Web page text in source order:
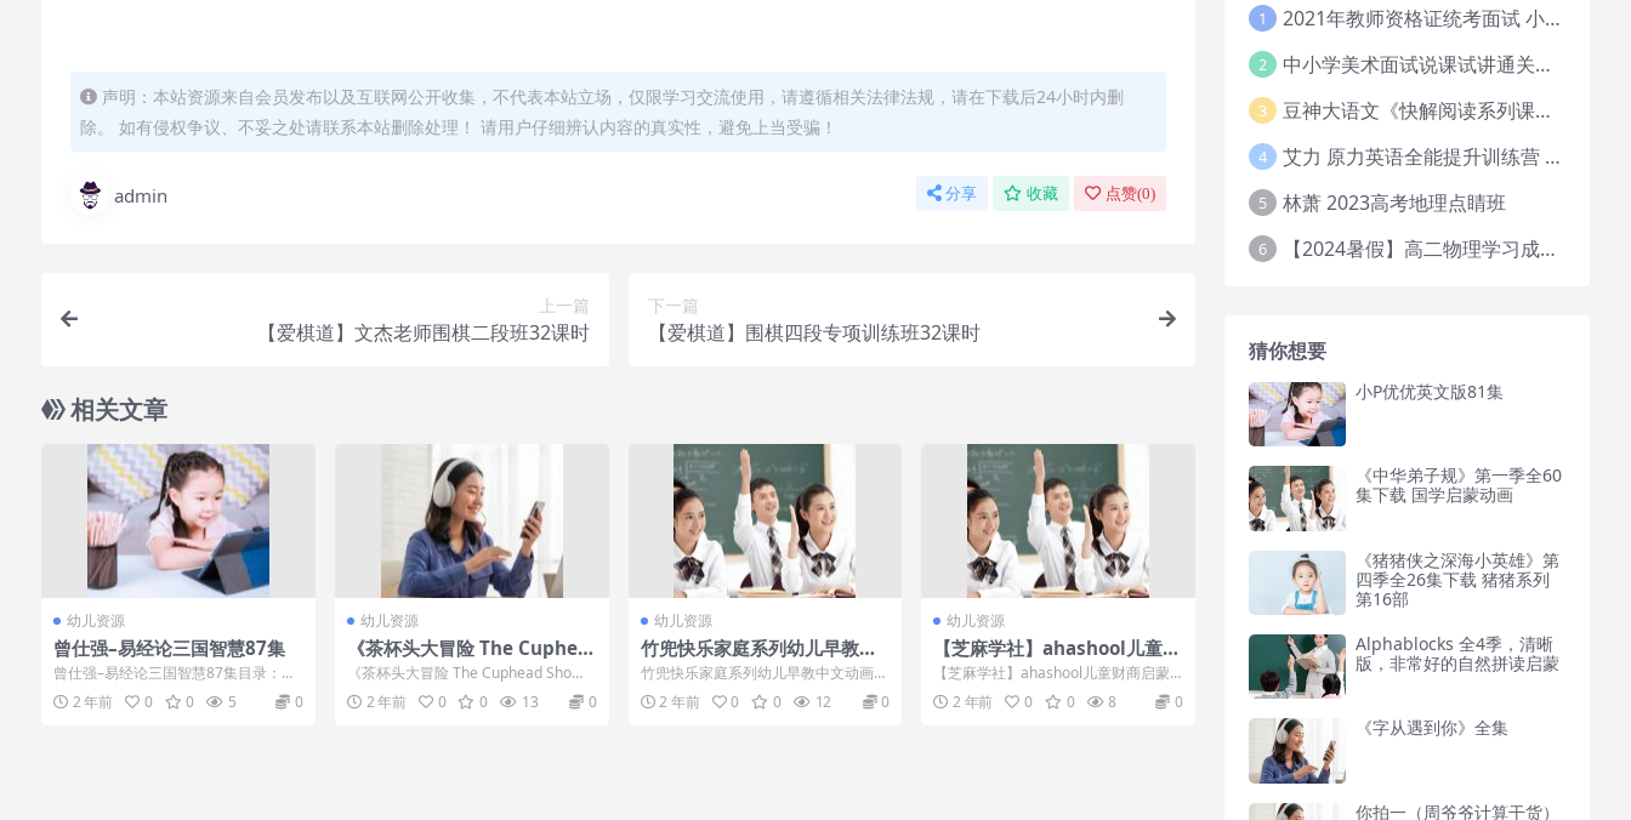
声明：本站资源来自会员发布以及互联网公开收集，不代表本站立场，仅限学习交流使用，请遵循相关法律法规，请在下载后24小时内删
除。 如有侵权争议、不妥之处请联系本站删除处理！ 请用户仔细辨认内容的真实性，避免上当受骗！
admin 分享 收藏 点赞(0)
上一篇
【爱棋道】文杰老师围棋二段班32课时
下一篇
【爱棋道】围棋四段专项训练班32课时
相关文章
幼儿资源
曾仕强–易经论三国智慧87集
曾仕强–易经论三国智慧87集目录：├
─《论三国智慧》01 不打不相识...
2 年前 0 0 5 0
幼儿资源
《茶杯头大冒险 The Cuphea
d Show!》第一季英文版全12
集下载
《茶杯头大冒险 The Cuphead Sho
w!》第一季英文版全12集下载内容...
2 年前 0 0 13 0
幼儿资源
竹兜快乐家庭系列幼儿早教中
文动画片红黄蓝早教25个主题
[18.5GB]
竹兜快乐家庭系列幼儿早教中文动画片
红黄蓝早教25个主题[百度云网盘] avi/
m...2 年前 0 0 12 0
幼儿资源
【芝麻学社】ahashool儿童财
商启蒙课-糖果镇冒险记
【芝麻学社】ahashool儿童财商启蒙
课-糖果镇冒险记课程简介：金钱是每
个人成...
2 年前 0 0 8 0
1 2021年教师资格证统考面试 小学教资资料试讲+答辩
2 中小学美术面试说课试讲通关班14讲（辅助资料第一套）
3 豆神大语文《快解阅读系列课教程完整》
4 艾力 原力英语全能提升训练营 151G网课大合集
5 林萧 2023高考地理点睛班
6 【2024暑假】高二物理学习成长与规划系统1期
猜你想要
小P优优英文版81集
《中华弟子规》第一季全60
集下载 国学启蒙动画
《猪猪侠之深海小英雄》第
四季全26集下载 猪猪系列
第16部
Alphablocks 全4季，清晰
版，非常好的自然拼读启蒙
《字从遇到你》全集
你拍一（周爷爷计算干货）